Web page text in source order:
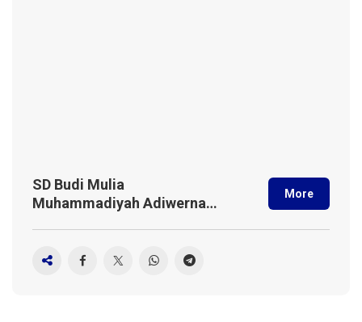
SD Budi Mulia
Muhammadiyah Adiwerna
Internasional Bersama UMP
More